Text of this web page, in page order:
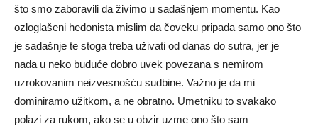
što smo zaboravili da živimo u sadašnjem momentu. Kao
ozloglašeni hedonista mislim da čoveku pripada samo ono što
je sadašnje te stoga treba uživati od danas do sutra, jer je
nada u neko buduće dobro uvek povezana s nemirom
uzrokovanim neizvesnošću sudbine. Važno je da mi
dominiramo užitkom, a ne obratno. Umetniku to svakako
polazi za rukom, ako se u obzir uzme ono što sam